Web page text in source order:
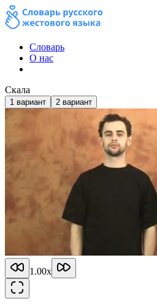
Словарь
О нас
Скала
1 вариант 2 вариант
1.00x